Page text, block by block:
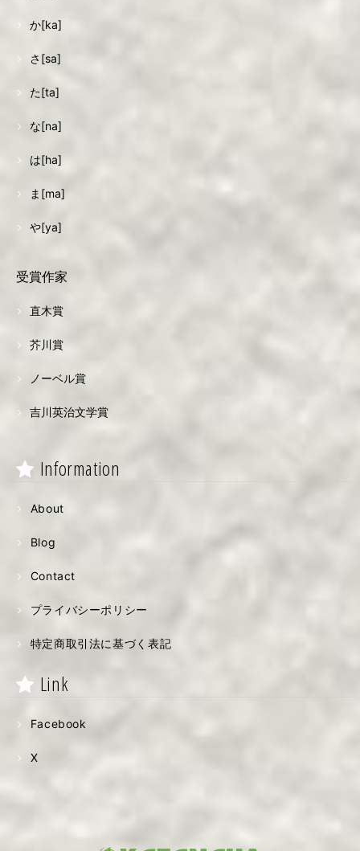
か[ka]
さ[sa]
た[ta]
な[na]
は[ha]
ま[ma]
や[ya]
受賞作家
直木賞
芥川賞
ノーベル賞
吉川英治文学賞
Information
About
Blog
Contact
プライバシーポリシー
特定商取引法に基づく表記
Link
Facebook
X